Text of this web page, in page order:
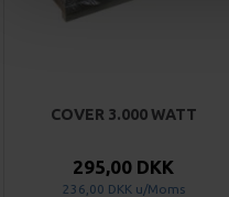
COVER 3.000 WATT
295,00 DKK
236,00 DKK u/Moms